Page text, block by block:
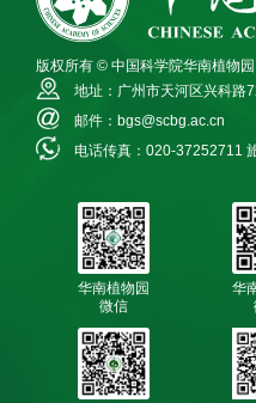
版权所有 © 中国科学院华南植物园
地址：广州市天河区兴科路
邮件：bgs@scbg.ac.cn
电话传真：020-37252711
华南植物园
微信
华